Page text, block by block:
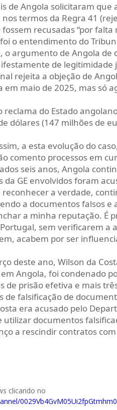
de Angola solicitaram que
termos da Regra 41
recusadas “por
o entendimento do
argumento de Angola de
de legitimidade
rejeita a objeção de
em maio de 2025, mas só
reclama do Estado
dólares (147 milhões de
a esta evolução do
comento processos em
seis anos, Angola
GE envolvidos foram
reconhecer a verdade,
a documentos falsos e
a minha reputação. É
sem verificarem a
acabem por ser
deste ano, Wilson da
Angola, foi condenado
de prisão efetiva e mais
de falsificação de
era acusado pelo
utilizar documentos
a rescindir contratos
clicando no